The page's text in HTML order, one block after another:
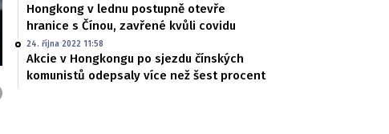
Hongkong v lednu postupně otevře
hranice s Čínou, zavřené kvůli covidu
24. října 2022 11:58
Akcie v Hongkongu po sjezdu čínských
komunistů odepsaly více než šest procent